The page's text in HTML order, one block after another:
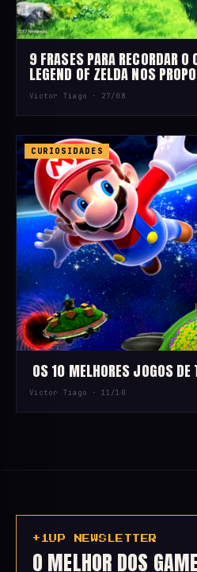
9 FRASES PARA RECORDAR O
LEGEND OF ZELDA NOS
Victor Tiago · 27/08
CURIOSIDADES
OS 10 MELHORES JOGOS
Victor Tiago ·11/10
+1UP NEWSLETTER
O MELHOR DOS